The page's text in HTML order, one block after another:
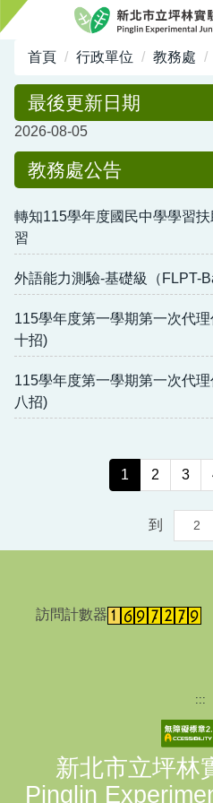
跳
容
首頁 行政單位 教務處
最後更新日期
2026-08-05
教務處公告
轉知115學年度國民中學學習
習
外語能力測驗-基礎級（FLPT-
115學年度第一學期第一次代
十招)
115學年度第一學期第一次代
八招)
1 2 3
到
訪問計數器
:::
新北市立坪林
Pinglin